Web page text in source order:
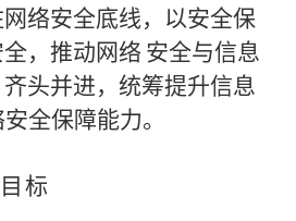
络安全底线， 以安全保
， 推动网络 安全与信息
头并进， 统筹提升信息
全保障能力。
标